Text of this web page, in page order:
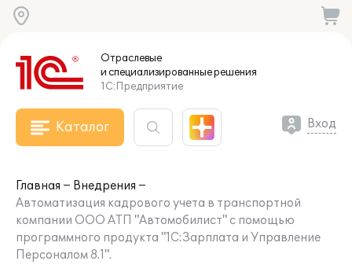
Отраслевые
и специализированныерешения
1С:Предприятие
Каталог Вход
Главная
Внедрения
Автоматизация кадрового учета в транспортной
компании ООО АТП "Автомобилист" с помощью
программного продукта "1С:Зарплата и Управление
Персоналом 8.1".